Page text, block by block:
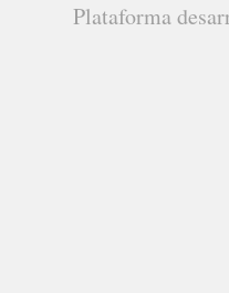
Plataforma